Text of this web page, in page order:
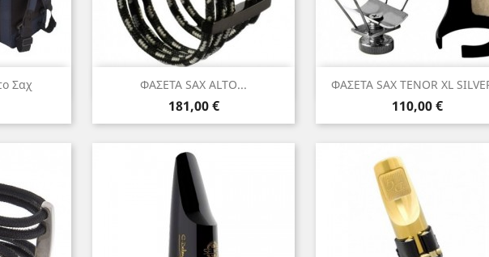
Σαχ ΦΑΣΕΤΑ SAX ALTO...
Τιμή
181,00 €
Γρήγορη προβολή ΦΑΣΕΤΑ SAX TENOR XL
Τιμή
110,00 €
Γρήγορη προβολή